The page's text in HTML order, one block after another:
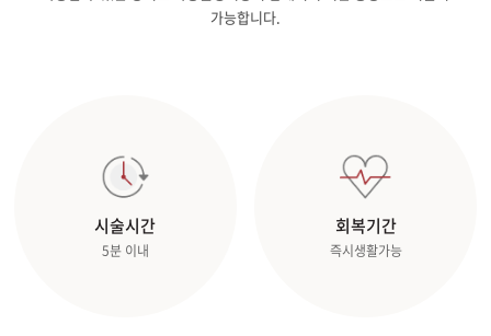
가능합니다.
시술시간
5분 이내
회복기간
즉시생활가능